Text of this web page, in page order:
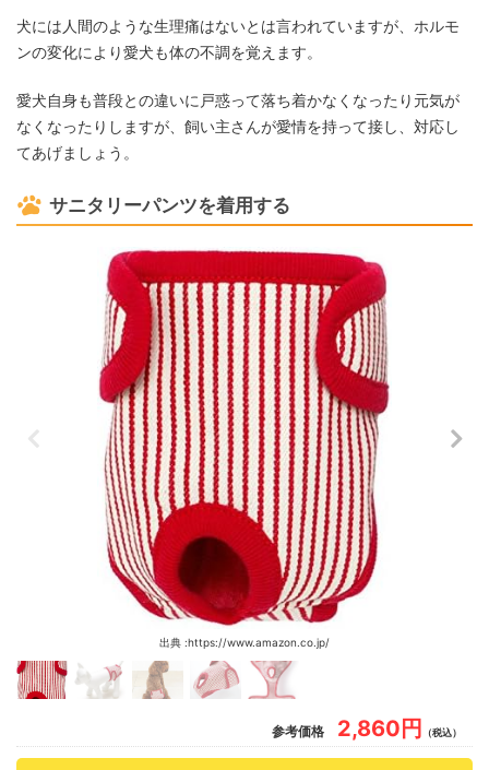
犬には人間のような生理痛はないとは言われていますが、ホルモ
ンの変化により愛犬も体の不調を覚えます。
愛犬自身も普段との違いに戸惑って落ち着かなくなったり元気が
なくなったりしますが、飼い主さんが愛情を持って接し、対応し
てあげましょう。
サニタリーパンツを着用する
出典 :https://www.amazon.co.jp/
参考価格 2,860円 （税込）